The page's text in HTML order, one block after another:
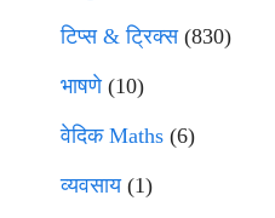
टिप्स & ट्रिक्स(830)
भाषणे(10)
वेदिक Maths (6)
व्यवसाय(1)